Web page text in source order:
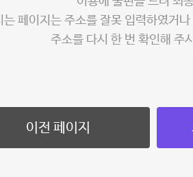
는 페이지는 주소를 잘못 입력하였거
주소를 다시 한 번 확인해 주
이전 페이지